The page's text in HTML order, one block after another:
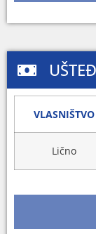
VLASNIŠTVO
Lično